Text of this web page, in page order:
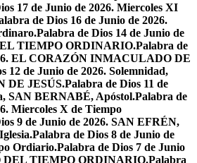
17 de Junio de 2026. Miercoles XI
de Dios 16 de Junio de 2026.
Palabra de Dios 14 de Junio de
TIEMPO ORDINARIO.Palabra de
EL CORAZÓN INMACULADO DE
12 de Junio de 2026. Solemnidad,
DE JESÚS.Palabra de Dios 11 de
SAN BERNABÉ, Apóstol.Palabra de
Miercoles X de Tiempo
9 de Junio de 2026. SAN EFRÉN,
Palabra de Dios 8 de Junio de
Ordiario.Palabra de Dios 7 de Junio
DEL TIEMPO ORDINARIO.Palabra